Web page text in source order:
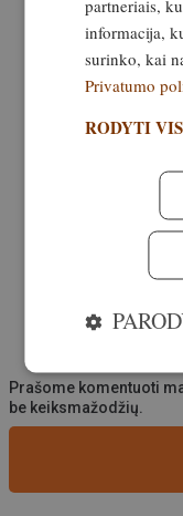
Prašome komentuoti
be keiksmažodžių.
partneriais,
informacija,
surinko, kai
Privatumo
RODYTI